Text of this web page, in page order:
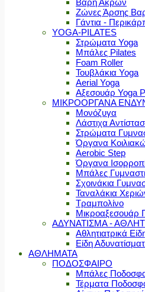
Βάρη Άκρων
Ζώνες Άρσης
Γάντια -
YOGA-PILATES
Στρώματα Yoga
Μπάλες Pilates
Foam Roller
Τουβλάκια Yoga
Aerial Yoga
Αξεσουάρ Yoga
ΜΙΚΡΟΟΡΓΑΝΑ
Μονόζυγα
Λάστιχα
Στρώματα
Όργανα
Aerobic Step
Όργανα
Μπάλες
Σχοινάκια
Ταναλάκια
Τραμπολίνο
Μικροαξεσουάρ
ΑΔΥΝΑΤΙΣΜΑ -
Αθλητιατρικά
Είδη
ΑΘΛΗΜΑΤΑ
ΠΟΔΟΣΦΑΙΡΟ
Μπάλες
Τέρματα